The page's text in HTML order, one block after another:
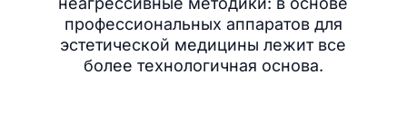
профессиональных аппаратов для
эстетической медицины лежит все
более технологичная основа.